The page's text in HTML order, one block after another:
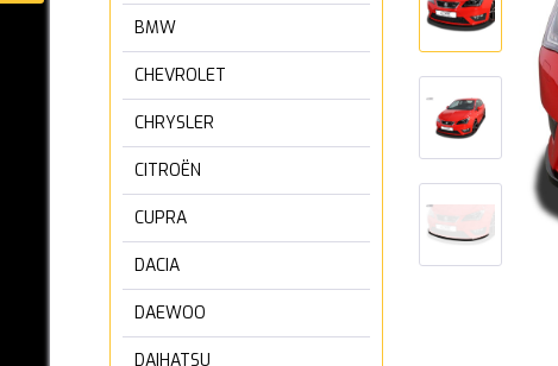
BMW
CHEVROLET
CHRYSLER
CITROËN
CUPRA
DACIA
DAEWOO
DAIHATSU